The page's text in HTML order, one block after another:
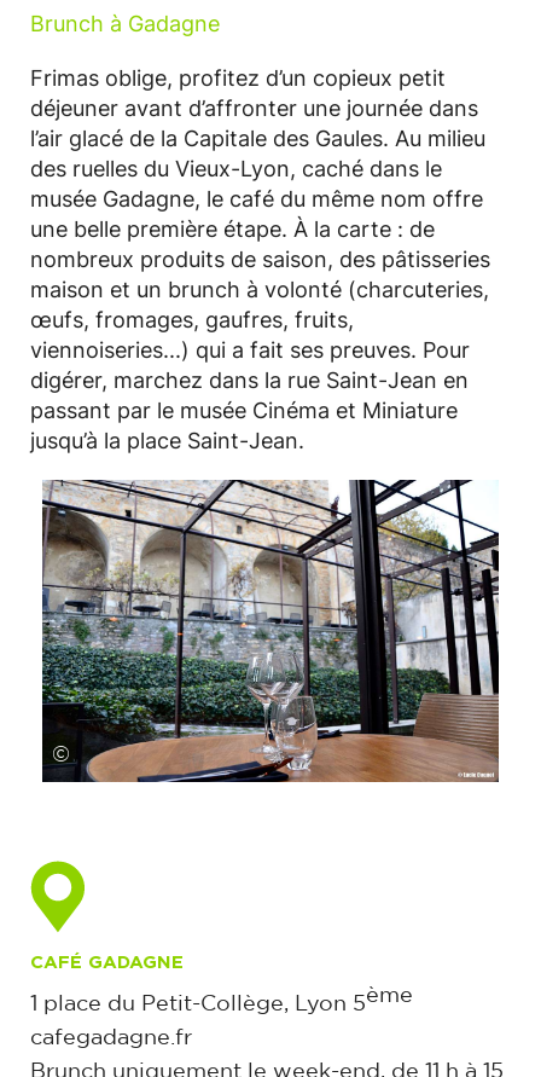
Brunch à Gadagne
Frimas oblige, profitez d’un copieux petit
déjeuner avant d’affronter une journée dans
l’air glacé de la Capitale des Gaules. Au milieu
des ruelles du Vieux-Lyon, caché dans le
musée Gadagne, le café du même nom offre
une belle première étape. À la carte : de
nombreux produits de saison, des pâtisseries
maison et un brunch à volonté (charcuteries,
œufs, fromages, gaufres, fruits,
viennoiseries...) qui a fait ses preuves. Pour
digérer, marchez dans la rue Saint-Jean en
passant par le musée Cinéma et Miniature
jusqu’à la place Saint-Jean.
©
CAFÉ GADAGNE
1 place du Petit-Collège, Lyon 5ème
cafegadagne.fr